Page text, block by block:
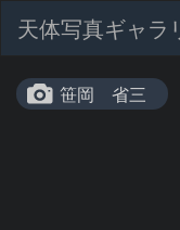
天体写真ギャラ
笹岡 省三